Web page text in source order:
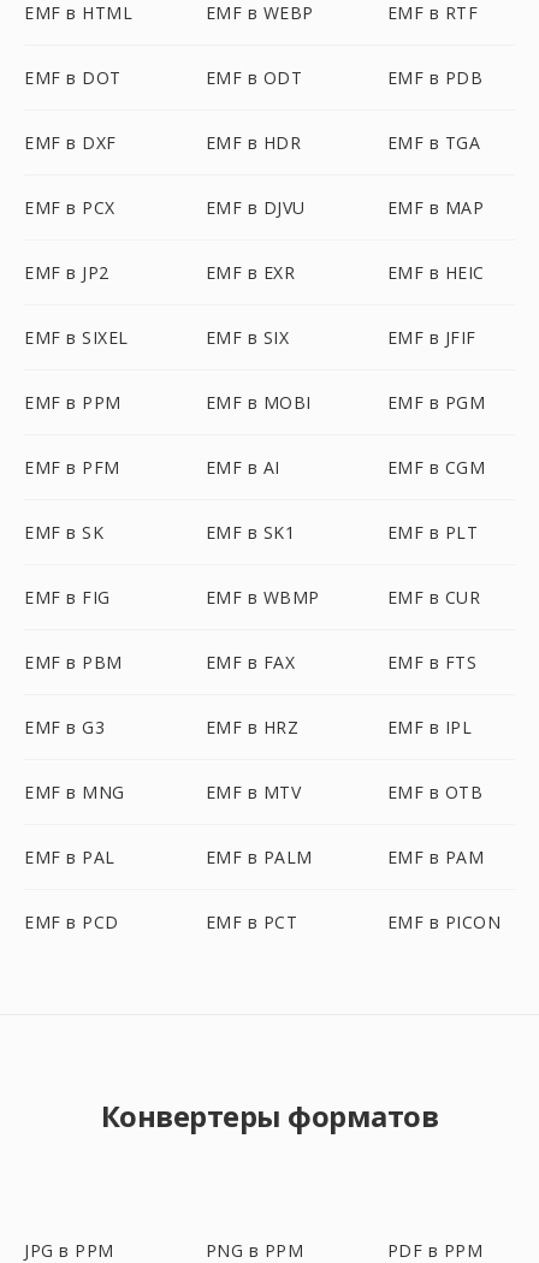
EMF в HTML EMF в WEBP EMF в RTF
EMF в DOT EMF в ODT EMF в PDB
EMF в DXF EMF в HDR EMF в TGA
EMF в PCX EMF в DJVU EMF в MAP
EMF в JP2 EMF в EXR EMF в HEIC
EMF в SIXEL EMF в SIX EMF в JFIF
EMF в PPM EMF в MOBI EMF в PGM
EMF в PFM EMF в AI EMF в CGM
EMF в SK EMF в SK1 EMF в PLT
EMF в FIG EMF в WBMP EMF в CUR
EMF в PBM EMF в FAX EMF в FTS
EMF в G3 EMF в HRZ EMF в IPL
EMF в MNG EMF в MTV EMF в OTB
EMF в PAL EMF в PALM EMF в PAM
EMF в PCD EMF в PCT EMF в PICON
Конвертеры форматов
JPG в PPM PNG в PPM PDF в PPM